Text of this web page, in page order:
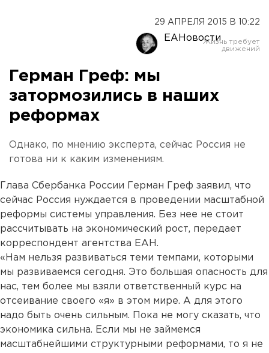
29 АПРЕЛЯ 2015 В 10:22
ЕАНовости
Герман Греф: мы
затормозились в наших
реформах
Однако, по мнению эксперта, сейчас Россия не
готова ни к каким изменениям.
Глава Сбербанка России Герман Греф заявил, что
сейчас Россия нуждается в проведении масштабной
реформы системы управления. Без нее не стоит
рассчитывать на экономический рост, передает
корреспондент агентства ЕАН.
«Нам нельзя развиваться теми темпами, которыми
мы развиваемся сегодня. Это большая опасность для
нас, тем более мы взяли ответственный курс на
отсеивание своего «я» в этом мире. А для этого
надо быть очень сильным. Пока не могу сказать, что
экономика сильна. Если мы не займемся
масштабнейшими структурными реформами, то я не